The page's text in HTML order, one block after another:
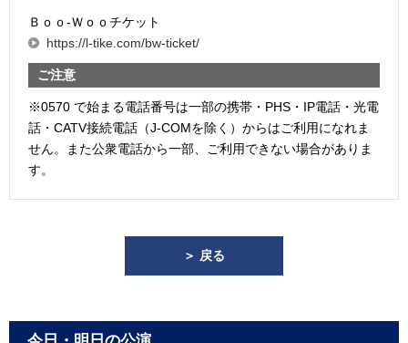
Ｂｏｏ-Ｗｏｏチケット
https://l-tike.com/bw-ticket/
ご注意
※0570 で始まる電話番号は一部の携帯・PHS・IP電話・光電
話・CATV接続電話（J-COMを除く）からはご利用になれま
せん。また公衆電話から一部、ご利用できない場合がありま
す。
＞ 戻る